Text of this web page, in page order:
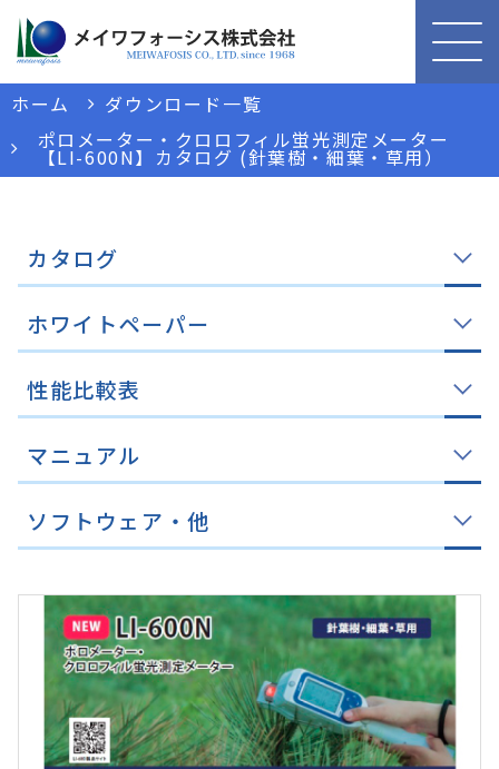
ホーム
ダウンロード一覧
ポロメーター・クロロフィル蛍光測定メーター
【LI-600N】カタログ (針葉樹・細葉・草用）
カタログ
ホワイトペーパー
性能比較表
マニュアル
ソフトウェア・他